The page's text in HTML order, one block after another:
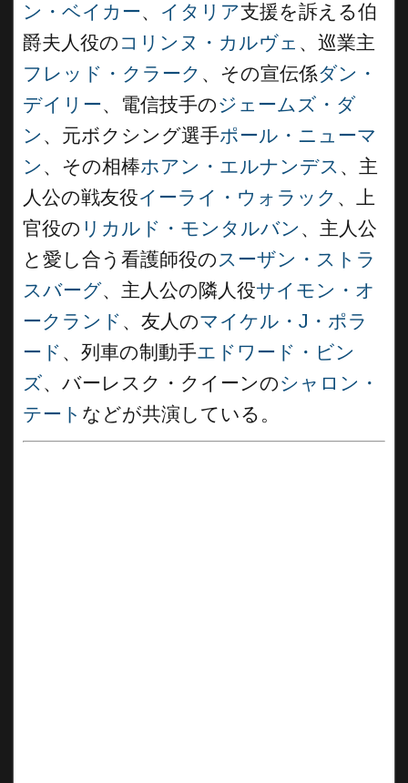
ン・ベイカー、 イタリア支援を訴える伯
爵夫人役の コリンヌ・カルヴェ 、巡業主
フレッド・クラーク 、その宣伝係ダン・
デイリー、電信技手のジェームズ・ダ
ン 、元ボクシング選手ポール・ニューマ
ン 、その相棒ホアン・エルナンデス 、主
人公の戦友役イーライ・ウォラック 、上
官役の リカルド・モンタルバン 、主人公
と愛し合う看護師役のスーザン・ストラ
スバーグ、主人公の隣人役サイモン・オ
ークランド 、友人のマイケル・J・ポラ
ード 、列車の制動手エドワード・ビン
ズ、バーレスク・クイーンのシャロン・
テート などが共演している。